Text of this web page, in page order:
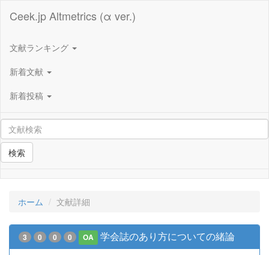
Ceek.jp Altmetrics (α ver.)
文献ランキング
新着文献
新着投稿
検索
ホーム 文献詳細
3 0 0 0 OA 学会誌のあり方についての緒論